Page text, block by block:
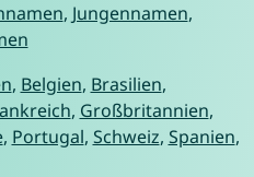
, Jungennamen,
, Belgien, Brasilien,
, Großbritannien,
, Portugal, Schweiz, Spanien,